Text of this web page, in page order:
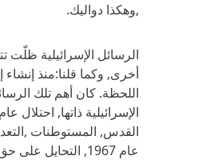
,وهكذا دواليك.
الرسائل الإسرائيلية ظلّت
أخرى, وكما قلنا:منذ
اللحظة. كان أهم تلك
القدس, المستوطنات
عام 1967, التحايل